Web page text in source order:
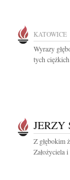
KATOWICE
Wyrazy
tych
JERZY
Z głębokim
Założyciela